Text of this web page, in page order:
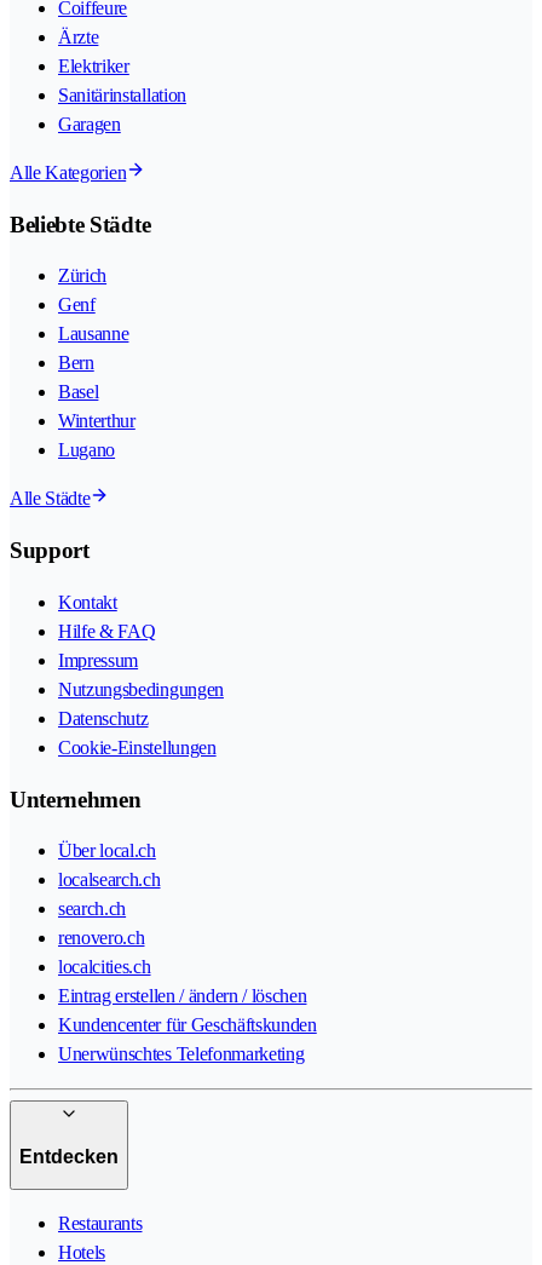
Coiffeure
Ärzte
Elektriker
Sanitärinstallation
Garagen
Alle Kategorien
Beliebte Städte
Zürich
Genf
Lausanne
Bern
Basel
Winterthur
Lugano
Alle Städte
Support
Kontakt
Hilfe & FAQ
Impressum
Nutzungsbedingungen
Datenschutz
Cookie-Einstellungen
Unternehmen
Über local.ch
localsearch.ch
search.ch
renovero.ch
localcities.ch
Eintrag erstellen / ändern / löschen
Kundencenter für Geschäftskunden
Unerwünschtes Telefonmarketing
Entdecken
Restaurants
Hotels